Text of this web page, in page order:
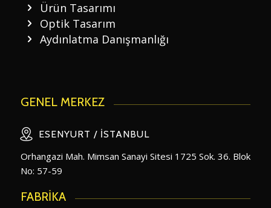
Ürün Tasarımı
Optik Tasarım
Aydınlatma Danışmanlığı
GENEL MERKEZ
ESENYURT / İSTANBUL
Orhangazi Mah. Mimsan Sanayi Sitesi 1725 Sok. 36. Blok
No: 57-59
FABRİKA